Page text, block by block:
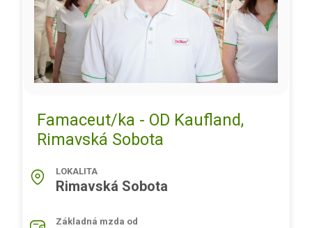
Famaceut/ka - OD Kaufland,
Rimavská Sobota
LOKALITA
Rimavská Sobota
Základná mzda od